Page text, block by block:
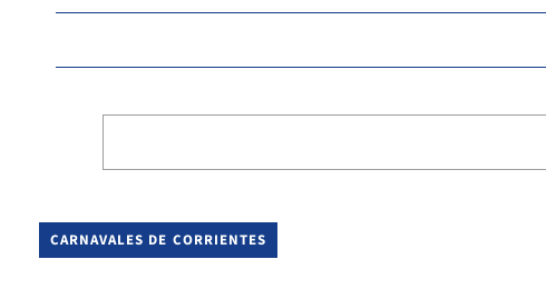
CARNAVALES DE CORRIENTES